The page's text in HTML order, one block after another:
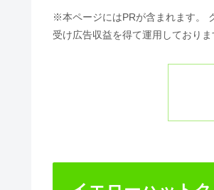
※本ページにはPRが含まれます。
受け広告収益を得て運用しておりま